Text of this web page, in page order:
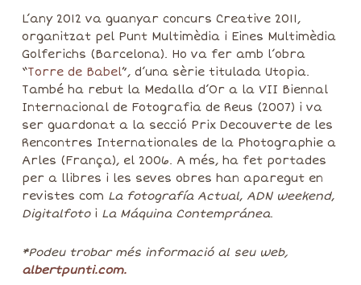
L’any 2012 va guanyar concurs Creative 2011,
organitzat pel Punt Multimèdia i Eines Multimèdia
Golferichs (Barcelona). Ho va fer amb l’obra
“Torre de Babel”, d’una sèrie titulada Utopia.
També ha rebut la Medalla d’Or a la VII Biennal
Internacional de Fotografia de Reus (2007) i va
ser guardonat a la secció Prix Decouverte de les
Rencontres Internationales de la Photographie a
Arles (França), el 2006. A més, ha fet portades
per a llibres i les seves obres han aparegut en
revistes com La fotografía Actual, ADN weekend,
Digitalfotoi La Máquina Contempránea.
*Podeu trobar més informació al seu web,
albertpunti.com.